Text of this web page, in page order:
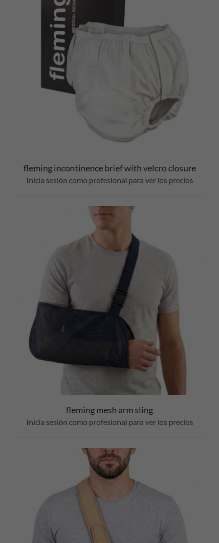
fleming incontinence brief with velcro closure
Inicia sesión como profesional para ver los precios
fleming mesh arm sling
Inicia sesión como profesional para ver los precios